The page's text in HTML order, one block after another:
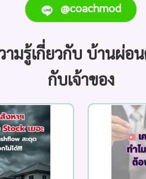
@coachmod
ามรู้เกี่ยวกับ บ้านผ่อ
กับเจ้าของ